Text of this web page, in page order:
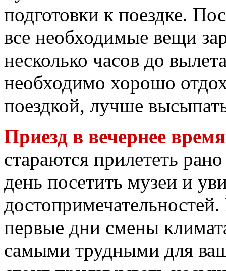
подготовки к поездке.
все необходимые вещи
несколько часов до
необходимо хорошо
поездкой, лучше
Приезд в вечернее
стараются прилететь
день посетить музеи и
первые дни смены
самыми трудными для